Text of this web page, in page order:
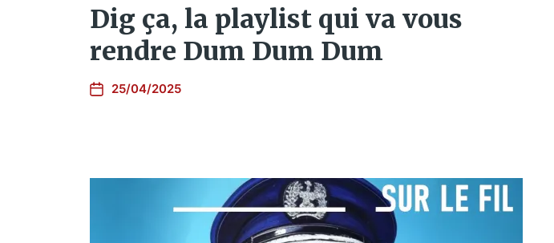
Dig ça, la playlist qui va vous
rendre Dum Dum Dum
25/04/2025